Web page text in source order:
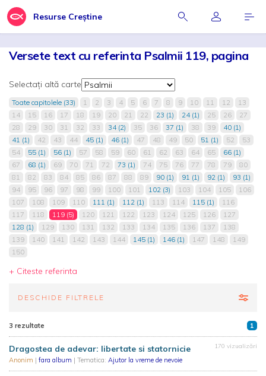
Resurse Creștine
Versete text cu referinta Psalmii 119, pagina
Selectați altă carte
Toate capitolele (33) 1 2 3 4 5 6 7 8 9 10 11 12
13
14
15 16 17 18 19 20 21 22 23 (1) 24 (1) 25 26
27
28
29 30 31 32 33 34 (2) 35 36 37 (1) 38 39
40 (1)
41 (1)
42 43 44 45 (1) 46 (1) 47 48 49 50 51 (1) 52
53
54
55 (1) 56 (1) 57 58 59 60 61 62 63 64 65
66 (1)
67
68 (1) 69 70 71 72 73 (1) 74 75 76 77 78 79
80
81
82 83 84 85 86 87 88 89 90 (1) 91 (1) 92 (1)
93 (1)
94
95 96 97 98 99 100 101 102 (3) 103 104 105
106
107
108 109 110 111 (1) 112 (1) 113 114 115 (1)
116
117
118 119 (5) 120 121 122 123 124 125 126
127
128 (1)
129 130 131 132 133 134 135 136 137
138
139
140 141 142 143 144 145 (1) 146 (1) 147 148
149
150
+ Citeste referinta
DESCHIDE FILTRELE
3 rezultate 1
Dragostea de adevar: libertate si statornicie
Anonim | fara album | Tematica: Ajutor la vreme de nevoie
170 vizualizări